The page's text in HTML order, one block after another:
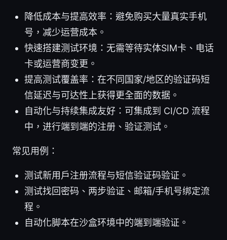
降低成本与提高效率：避免购买大量真实手机
号，减少运营成本。
快速搭建测试环境：无需等待实体SIM卡、电话
卡或运营商变更。
提高测试覆盖率：在不同国家/地区的验证码短
信延迟与可达性上获得更全面的数据。
自动化与持续集成友好：可集成到 CI/CD 流程
中，进行端到端的注册、验证测试。
常见用例：
测试新用户注册流程与短信验证码验证。
测试找回密码、两步验证、邮箱/手机号绑定流
程。
自动化脚本在沙盒环境中的端到端验证。